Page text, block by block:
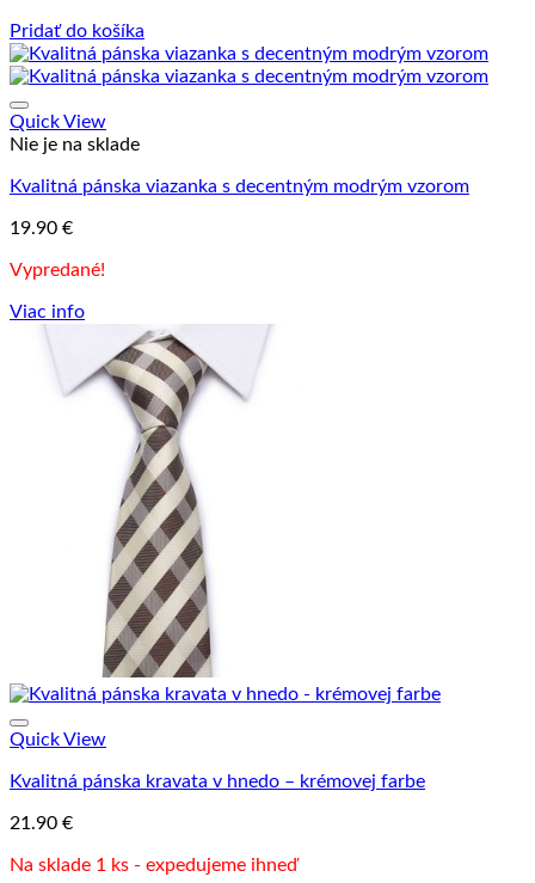
Pridať do košíka
Quick View
Nie je na sklade
Kvalitná pánska viazanka s decentným modrým vzorom
19.90 €
Vypredané!
Viac info
Quick View
Kvalitná pánska kravata v hnedo – krémovej farbe
21.90 €
Na sklade 1 ks - expedujeme ihneď